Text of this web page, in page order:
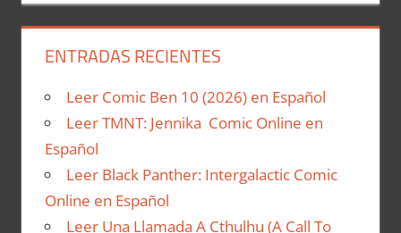
ENTRADAS RECIENTES
Leer Comic Ben 10 (2026) en Español
Leer TMNT: Jennika Comic Online en
Español
Leer Black Panther: Intergalactic Comic
Online en Español
Leer Una Llamada A Cthulhu (A Call To